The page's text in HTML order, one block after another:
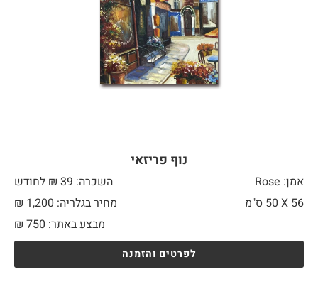
נוף פריזאי
אמן: Rose
השכרה: 39 ₪ לחודש
56 X
מחיר בגלריה: 1,200 ₪
מבצע באתר:
₪ 750
לפרטים והזמנה